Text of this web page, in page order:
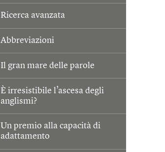
Ricerca avanzata
Abbreviazioni
Il gran mare delle parole
È irresistibile l’ascesa degli
anglismi?
Un premio alla capacità di
adattamento